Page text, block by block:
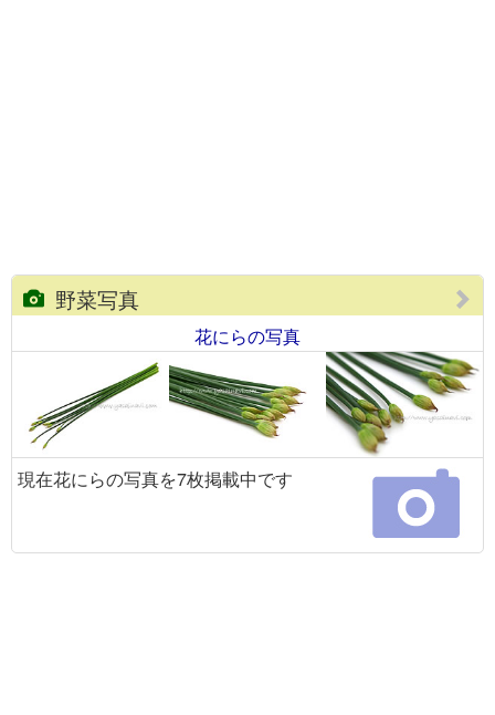
野菜写真
花にらの写真
現在花にらの写真を7枚掲載中です